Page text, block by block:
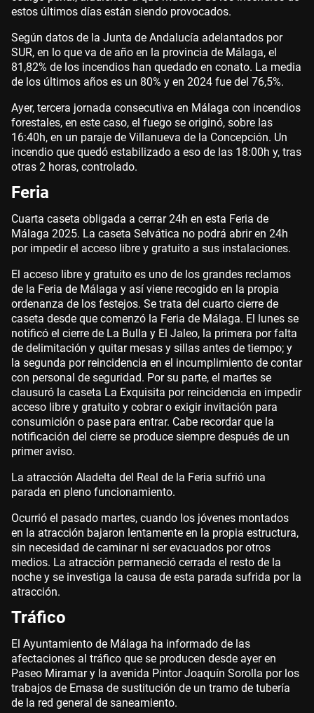
estos últimos días están siendo provocados.
Según datos de la Junta de Andalucía adelantados por
SUR, en lo que va de año en la provincia de Málaga, el
81,82% de los incendios han quedado en conato. La media
de los últimos años es un 80% y en 2024 fue del 76,5%.
Ayer, tercera jornada consecutiva en Málaga con incendios
forestales, en este caso, el fuego se originó, sobre las
16:40h, en un paraje de Villanueva de la Concepción. Un
incendio que quedó estabilizado a eso de las 18:00h y, tras
otras 2 horas, controlado.
Feria
Cuarta caseta obligada a cerrar 24h en esta Feria de
Málaga 2025. La caseta Selvática no podrá abrir en 24h
por impedir el acceso libre y gratuito a sus instalaciones.
El acceso libre y gratuito es uno de los grandes reclamos
de la Feria de Málaga y así viene recogido en la propia
ordenanza de los festejos. Se trata del cuarto cierre de
caseta desde que comenzó la Feria de Málaga. El lunes se
notificó el cierre de La Bulla y El Jaleo, la primera por falta
de delimitación y quitar mesas y sillas antes de tiempo; y
la segunda por reincidencia en el incumplimiento de contar
con personal de seguridad. Por su parte, el martes se
clausuró la caseta La Exquisita por reincidencia en impedir
acceso libre y gratuito y cobrar o exigir invitación para
consumición o pase para entrar. Cabe recordar que la
notificación del cierre se produce siempre después de un
primer aviso.
La atracción Aladelta del Real de la Feria sufrió una
parada en pleno funcionamiento.
Ocurrió el pasado martes, cuando los jóvenes montados
en la atracción bajaron lentamente en la propia estructura,
sin necesidad de caminar ni ser evacuados por otros
medios. La atracción permaneció cerrada el resto de la
noche y se investiga la causa de esta parada sufrida por la
atracción.
Tráfico
El Ayuntamiento de Málaga ha informado de las
afectaciones al tráfico que se producen desde ayer en
Paseo Miramar y la avenida Pintor Joaquín Sorolla por los
trabajos de Emasa de sustitución de un tramo de tubería
de la red general de saneamiento.